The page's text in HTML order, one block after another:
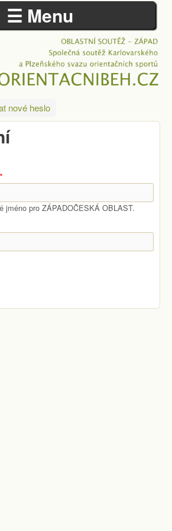
nové heslo
*
jméno pro ZÁPADOČESKÁ OBLAST.
☰ Menu